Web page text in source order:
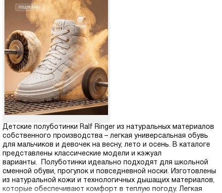
Детские полуботинки Ralf Ringer из натуральных материалов
собственного производства – легкая универсальная обувь
для мальчиков и девочек на весну, лето и осень. В каталоге
представлены классические модели и кэжуал
варианты. Полуботинки идеально подходят для школьной
сменной обуви, прогулок и повседневной носки. Изготовлены
из натуральной кожи и технологичных дышащих материалов,
которые обеспечивают комфорт в теплую погоду. Легкая